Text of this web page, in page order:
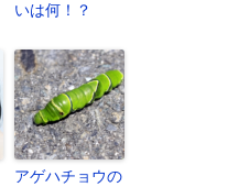
いは何！？
アゲハチョウの